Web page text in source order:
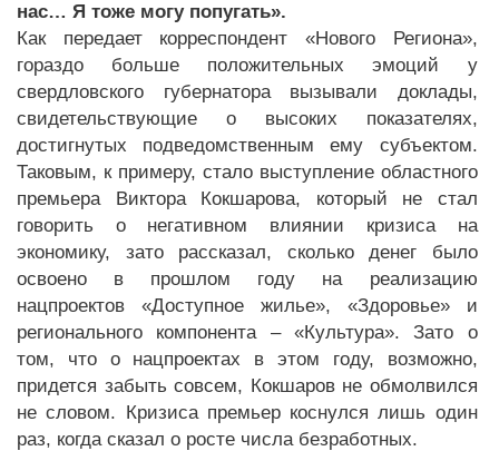
нас… Я тоже могу попугать».
Как передает корреспондент «Нового Региона»,
гораздо больше положительных эмоций у
свердловского губернатора вызывали доклады,
свидетельствующие о высоких показателях,
достигнутых подведомственным ему субъектом.
Таковым, к примеру, стало выступление областного
премьера Виктора Кокшарова, который не стал
говорить о негативном влиянии кризиса на
экономику, зато рассказал, сколько денег было
освоено в прошлом году на реализацию
нацпроектов «Доступное жилье», «Здоровье» и
регионального компонента – «Культура». Зато о
том, что о нацпроектах в этом году, возможно,
придется забыть совсем, Кокшаров не обмолвился
не словом. Кризиса премьер коснулся лишь один
раз, когда сказал о росте числа безработных.